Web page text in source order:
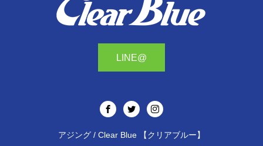
LINE@
アジング / Clear Blue 【クリアブルー】